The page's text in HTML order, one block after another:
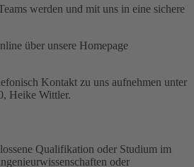
werden und mit uns in eine sichere
über unsere Homepage
Kontakt zu uns aufnehmen unter
Heike Wittler.
Qualifikation oder Studium im
oder